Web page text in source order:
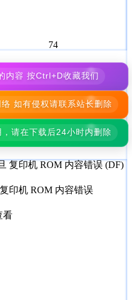
74
内容 按Ctrl+D收藏我们
如有侵权请联系站长删除
请在下载后24小时内删除
印机 ROM 内容错误
看